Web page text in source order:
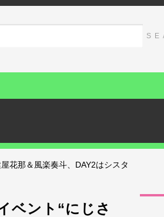
花那＆風楽奏斗、DAY2はシスタ
ベント“にじさ